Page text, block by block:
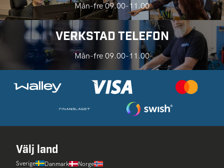
Mån-fre 09.00-11.00
VERKSTAD TELEFON
Mån-fre 09.00-11.00
Välj land
Sverige Danmark Norge